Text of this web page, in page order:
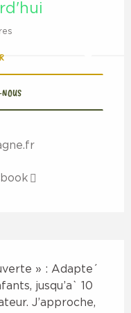
» : Adapte´
jusqu’a` 10
J’approche,